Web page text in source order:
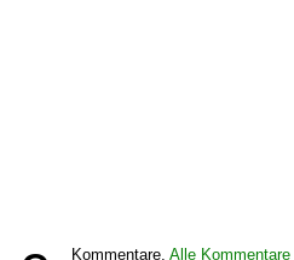
Kommentare, Alle Kommentare